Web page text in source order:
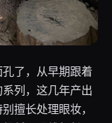
了，从早期跟着
列，这几年产出
擅长处理眼妆，